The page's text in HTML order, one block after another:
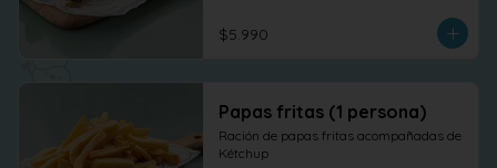
$5.990
Papas fritas (1 persona)
Ración de papas fritas acompañadas de
Kétchup